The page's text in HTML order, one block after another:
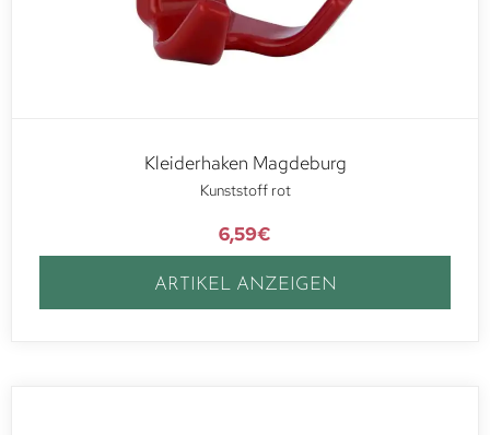
Kleiderhaken Magdeburg
Kunststoff rot
6,59€
ARTIKEL ANZEIGEN